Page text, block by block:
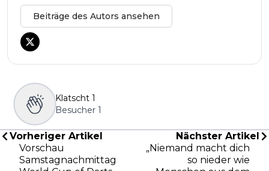
Beiträge des Autors ansehen
Klatscht 1
Besucher 1
Vorheriger Artikel
Vorschau
Samstagnachmittag
Nächster Artikel
„Niemand macht dich
so nieder wie